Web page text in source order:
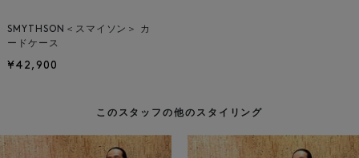
SMYTHSON＜スマイソン＞ カ
ードケース
¥42,900
このスタッフの他のスタイリング